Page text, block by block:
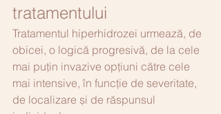
tratamentului
Tratamentul hiperhidrozei urmează, de
obicei, o logică progresivă, de la cele
mai puțin invazive opțiuni către cele
mai intensive, în funcție de severitate,
de localizare și de răspunsul